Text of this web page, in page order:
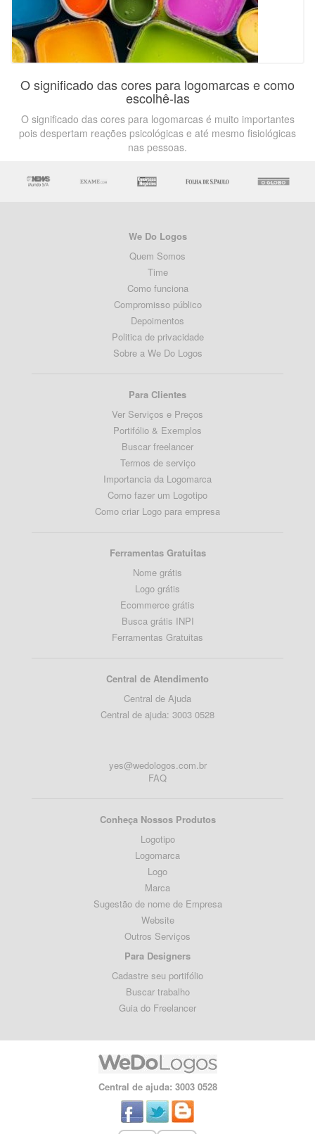
O significado das cores para logomarcas e como
escolhê-las
O significado das cores para logomarcas é muito importantes
pois despertam reações psicológicas e até mesmo fisiológicas
nas pessoas.
We Do Logos
Quem Somos
Time
Como funciona
Compromisso público
Depoimentos
Politica de privacidade
Sobre a We Do Logos
Para Clientes
Ver Serviços e Preços
Portifólio & Exemplos
Buscar freelancer
Termos de serviço
Importancia da Logomarca
Como fazer um Logotipo
Como criar Logo para empresa
Ferramentas Gratuitas
Nome grátis
Logo grátis
Ecommerce grátis
Busca grátis INPI
Ferramentas Gratuitas
Central de Atendimento
Central de Ajuda
Central de ajuda: 3003 0528
yes@wedologos.com.br
FAQ
Conheça Nossos Produtos
Logotipo
Logomarca
Logo
Marca
Sugestão de nome de Empresa
Website
Outros Serviços
Para Designers
Cadastre seu portifólio
Buscar trabalho
Guia do Freelancer
Central de ajuda: 3003 0528